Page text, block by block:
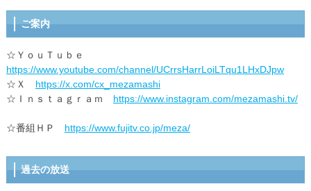
ご案内
☆ＹｏｕＴｕｂｅ
https://www.youtube.com/channel/UCrrsHarrLoiLTqu1LHxDJpw
☆Ｘ https://x.com/cx_mezamashi
☆Ｉｎｓｔａｇｒａｍ https://www.instagram.com/mezamashi.tv/
☆番組ＨＰ https://www.fujitv.co.jp/meza/
過去の放送